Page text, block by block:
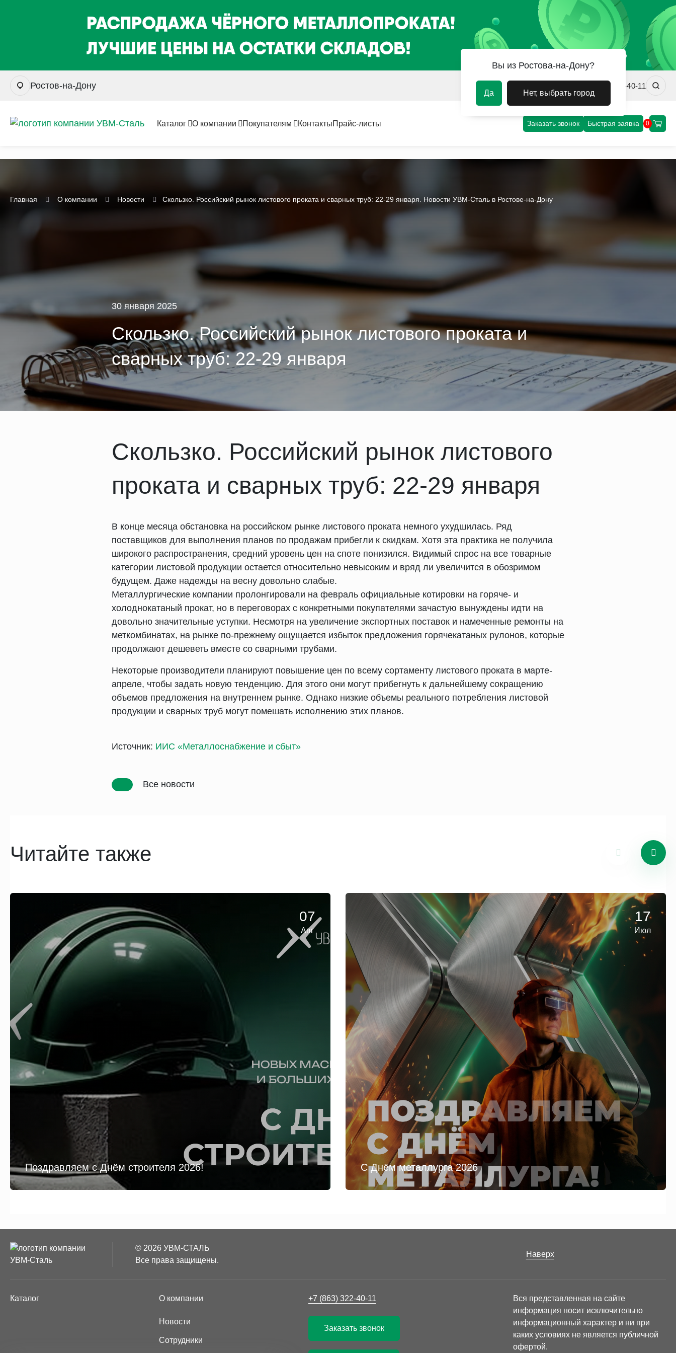
Ростов-на-Дону rostov@uvm-steel.ru +7 (863) 322-40-11
Каталог О компании Покупателям КонтактыПрайс-листы Заказать звонок Быстрая заявка 0
Главная О компании Новости Скользко. Российский рынок листового проката и сварных труб: 22-29 января. Новости УВМ-Сталь в Ростове-на-Дону
30 января 2025
Скользко. Российский рынок листового проката и
сварных труб: 22-29 января
Скользко. Российский рынок листового
проката и сварных труб: 22-29 января
В конце месяца обстановка на российском рынке листового проката немного ухудшилась. Ряд
поставщиков для выполнения планов по продажам прибегли к скидкам. Хотя эта практика не получила
широкого распространения, средний уровень цен на споте понизился. Видимый спрос на все товарные
категории листовой продукции остается относительно невысоким и вряд ли увеличится в обозримом
будущем. Даже надежды на весну довольно слабые.
Металлургические компании пролонгировали на февраль официальные котировки на горяче- и
холоднокатаный прокат, но в переговорах с конкретными покупателями зачастую вынуждены идти на
довольно значительные уступки. Несмотря на увеличение экспортных поставок и намеченные ремонты на
меткомбинатах, на рынке по-прежнему ощущается избыток предложения горячекатаных рулонов, которые
продолжают дешеветь вместе со сварными трубами.
Некоторые производители планируют повышение цен по всему сортаменту листового проката в марте-
апреле, чтобы задать новую тенденцию. Для этого они могут прибегнуть к дальнейшему сокращению
объемов предложения на внутреннем рынке. Однако низкие объемы реального потребления листовой
продукции и сварных труб могут помешать исполнению этих планов.
Источник: ИИС «Металлоснабжение и сбыт»
Все новости
Читайте также
07
Авг
Поздравляем с Днём строителя 2026!
17
Июл
С Днём металлурга 2026
© 2026 УВМ-СТАЛЬ
Все права защищены.
Наверх
Каталог О компании
Новости
Сотрудники
+7 (863) 322-40-11
Заказать звонок
Вся представленная на сайте
информация носит исключительно
информационный характер и ни при
каких условиях не является публичной
офертой.
Вы из Ростова-на-Дону?
Да Нет, выбрать город